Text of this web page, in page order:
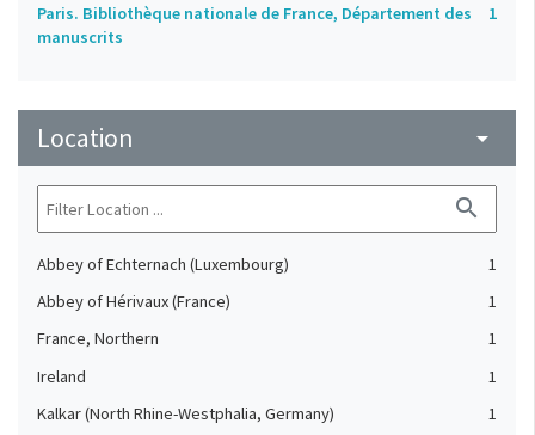
Paris. Bibliothèque nationale de France, Département des
manuscrits
1
Location arrow_drop_down
search
Abbey of Echternach (Luxembourg)
1
Abbey of Hérivaux (France)
1
France, Northern
1
Ireland
1
Kalkar (North Rhine-Westphalia, Germany)
1